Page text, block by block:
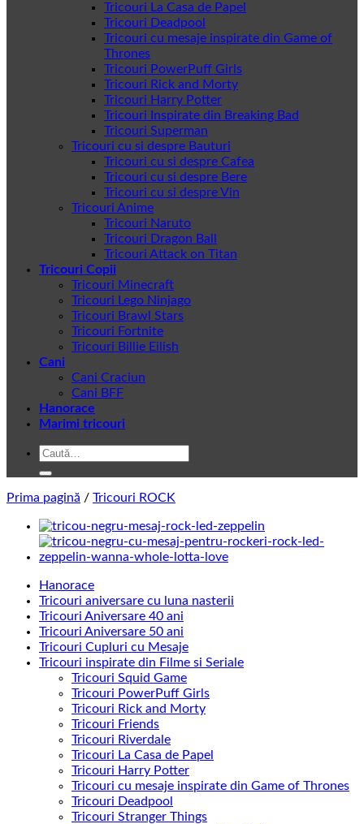
Tricouri La Casa de Papel
Tricouri Deadpool
Tricouri cu mesaje inspirate din Game of
Thrones
Tricouri PowerPuff Girls
Tricouri Rick and Morty
Tricouri Harry Potter
Tricouri Inspirate din Breaking Bad
Tricouri Superman
Tricouri cu si despre Bauturi
Tricouri cu si despre Cafea
Tricouri cu si despre Bere
Tricouri cu si despre Vin
Tricouri Anime
Tricouri Naruto
Tricouri Dragon Ball
Tricouri Attack on Titan
Tricouri Copii
Tricouri Minecraft
Tricouri Lego Ninjago
Tricouri Brawl Stars
Tricouri Fortnite
Tricouri Billie Eilish
Cani
Cani Craciun
Cani BFF
Hanorace
Marimi tricouri
Caută
Prima pagină / Tricouri ROCK
Hanorace
Tricouri aniversare cu luna nasterii
Tricouri Aniversare 40 ani
Tricouri Aniversare 50 ani
Tricouri Cupluri cu Mesaje
Tricouri inspirate din Filme si Seriale
Tricouri Squid Game
Tricouri PowerPuff Girls
Tricouri Rick and Morty
Tricouri Friends
Tricouri Riverdale
Tricouri La Casa de Papel
Tricouri Harry Potter
Tricouri cu mesaje inspirate din Game of Thrones
Tricouri Deadpool
Tricouri Stranger Things